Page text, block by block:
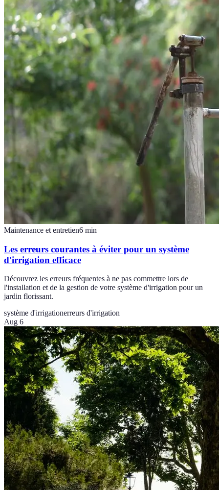
Maintenance et entretien6 min
Les erreurs courantes à éviter pour un système
d'irrigation efficace
Découvrez les erreurs fréquentes à ne pas commettre lors de
l'installation et de la gestion de votre système d'irrigation pour un
jardin florissant.
système d'irrigationerreurs d'irrigation
Aug 6